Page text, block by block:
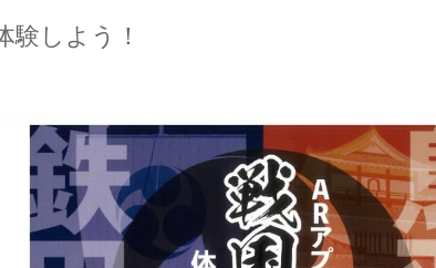
験しよう！